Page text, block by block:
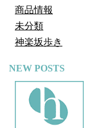
商品情報
未分類
神楽坂歩き
NEW POSTS